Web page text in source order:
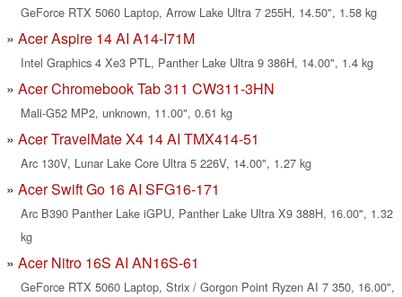
GeForce RTX 5060 Laptop, Arrow Lake Ultra 7 255H, 14.50", 1.58 kg
Acer Aspire 14 AI A14-I71M
Intel Graphics 4 Xe3 PTL, Panther Lake Ultra 9 386H, 14.00", 1.4 kg
Acer Chromebook Tab 311 CW311-3HN
Mali-G52 MP2, unknown, 11.00", 0.61 kg
Acer TravelMate X4 14 AI TMX414-51
Arc 130V, Lunar Lake Core Ultra 5 226V, 14.00", 1.27 kg
Acer Swift Go 16 AI SFG16-171
Arc B390 Panther Lake iGPU, Panther Lake Ultra X9 388H, 16.00", 1.32
kg
Acer Nitro 16S AI AN16S-61
GeForce RTX 5060 Laptop, Strix / Gorgon Point Ryzen AI 7 350, 16.00",